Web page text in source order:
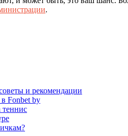
.
и рекомендации
Fonbet by
теннис